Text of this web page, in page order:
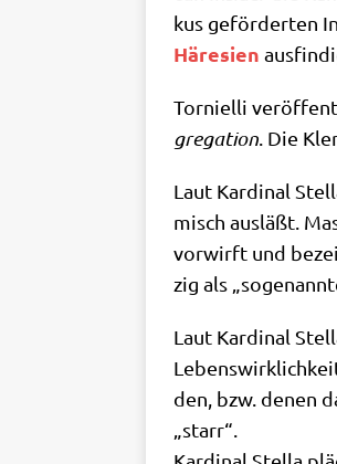
kus geför­der­ten
Häre­si­en
Tor­ni­el­li
gre­ga­ti­on . Die
Laut Kar­di­nal
misch aus­läßt.
vor­wirft und
zig als
Laut Kar­di­nal
den, bzw. denen
„starr“.